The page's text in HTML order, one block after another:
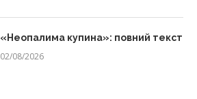
«Неопалима купина»: повний текст
02/08/2026